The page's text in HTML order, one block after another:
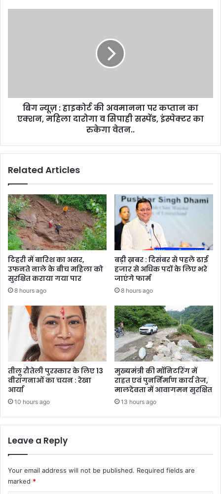
का
महिला
सिपाही
इंस्पेक्टर
वेतन..
बिग न्यूज़ : हाइकोर्ट की अवमानना पर कप्तान का
एक्शन, महिला दारोगा व सिपाही सस्पेंड, इंस्पेक्टर का
रुकेगा वेतन..
Related Articles
टिहरी में बारिश का असर,
उफनते नाले के बीच महिला को
सुरक्षित कराया गया पार
8 hours ago
बड़ी ख़बर : दिसंबर से पहले ढाई
हजार से अधिक पदों के लिए भरे
जाएंगे फार्म
8 hours ago
तीलू रौतेली पुरस्कार के लिए 13
वीरांगनाओं का चयन : रेखा
आर्या
10 hours ago
मुख्यमंत्री की मॉनिटरिंग में
राहत एवं पुनर्निर्माण कार्य तेज,
मालदेवता में आवागमन सुरक्षित
13 hours ago
Leave a Reply
Your email address will not be published. Required fields are
marked *